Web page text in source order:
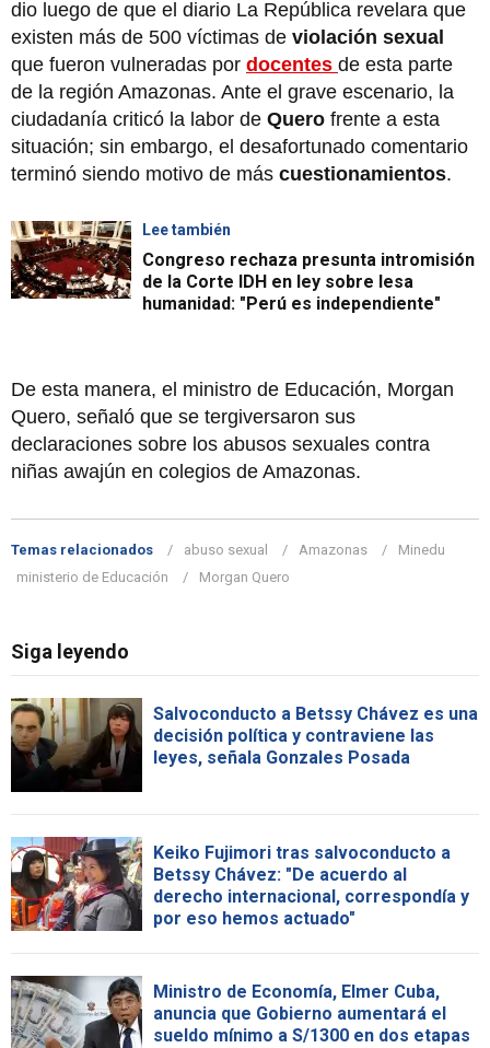
dio luego de que el diario La República revelara que
existen más de 500 víctimas de violación sexual
que fueron vulneradas por docentes de esta parte
de la región Amazonas. Ante el grave escenario, la
ciudadanía criticó la labor de Quero frente a esta
situación; sin embargo, el desafortunado comentario
terminó siendo motivo de más cuestionamientos.
Lee también
Congreso rechaza presunta intromisión
de la Corte IDH en ley sobre lesa
humanidad: "Perú es independiente"
De esta manera, el ministro de Educación, Morgan
Quero, señaló que se tergiversaron sus
declaraciones sobre los abusos sexuales contra
niñas awajún en colegios de Amazonas.
Temas relacionados abuso sexual Amazonas
Minedu
ministerio de Educación
Morgan Quero
Siga leyendo
Salvoconducto a Betssy Chávez es una
decisión política y contraviene las
leyes, señala Gonzales Posada
Keiko Fujimori tras salvoconducto a
Betssy Chávez: "De acuerdo al
derecho internacional, correspondía y
por eso hemos actuado"
Ministro de Economía, Elmer Cuba,
anuncia que Gobierno aumentará el
sueldo mínimo a S/1300 en dos etapas